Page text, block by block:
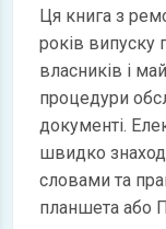
Ця книга з
років випуску
власників і
процедури
документі.
швидко
словами та
планшета або